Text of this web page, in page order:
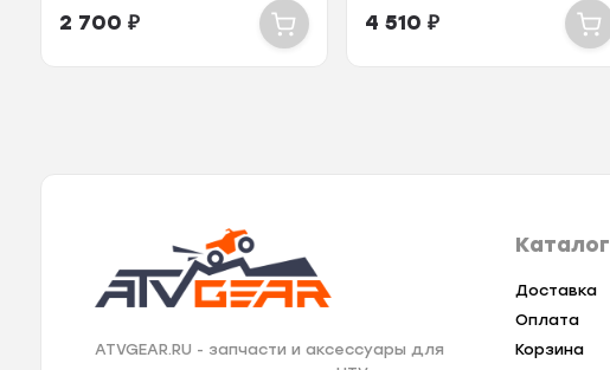
2 700₽ 4 510₽
ATVGEAR.RU - запчасти и аксессуары для
Каталог
Доставка
Оплата
Корзина